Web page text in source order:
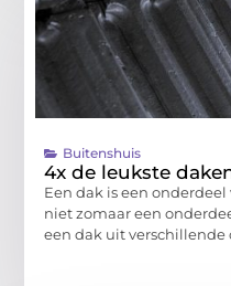
Buitenshuis
4x de leukste
Een dak is een
niet zomaar een
een dak uit verschillende